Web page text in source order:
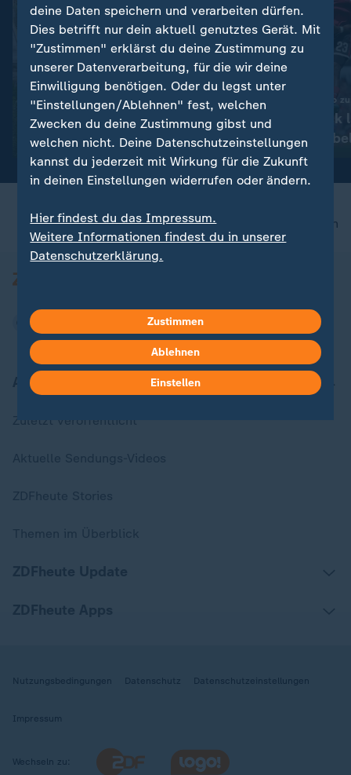
Verkehrsminister Bilger will
Bahn-Boni an Ziele koppeln
mit Video 0:20
Club schlägt Dynamo
Zomas Hattrick
Nürnberger
nach oben
Aktuell bei ZDFheute
Zuletzt veröffentlicht
Nutzungsbedingungen Datenschutz Datenschutzeinstellungen
Impressum
Wechseln zu:
deine Daten speichern und verarbeiten dürfen.
Dies betrifft nur dein aktuell genutztes Gerät. Mit
"Zustimmen" erklärst du deine Zustimmung zu
unserer Datenverarbeitung, für die wir deine
Einwilligung benötigen. Oder du legst unter
"Einstellungen/Ablehnen" fest, welchen
Zwecken du deine Zustimmung gibst und
welchen nicht. Deine Datenschutzeinstellungen
kannst du jederzeit mit Wirkung für die Zukunft
in deinen Einstellungen widerrufen oder ändern.
Hier findest du das Impressum.
Weitere Informationen findest du in unserer
Datenschutzerklärung.
Zustimmen
Ablehnen
Einstellen